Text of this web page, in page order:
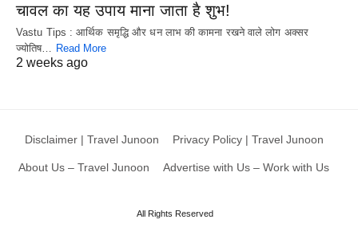
चावल का यह उपाय माना जाता है शुभ!
Vastu Tips : आर्थिक समृद्धि और धन लाभ की कामना रखने वाले लोग अक्सर
ज्योतिष…
Read More
2 weeks ago
Disclaimer | Travel Junoon Privacy Policy | Travel Junoon
About Us – Travel Junoon Advertise with Us – Work with Us
All Rights Reserved